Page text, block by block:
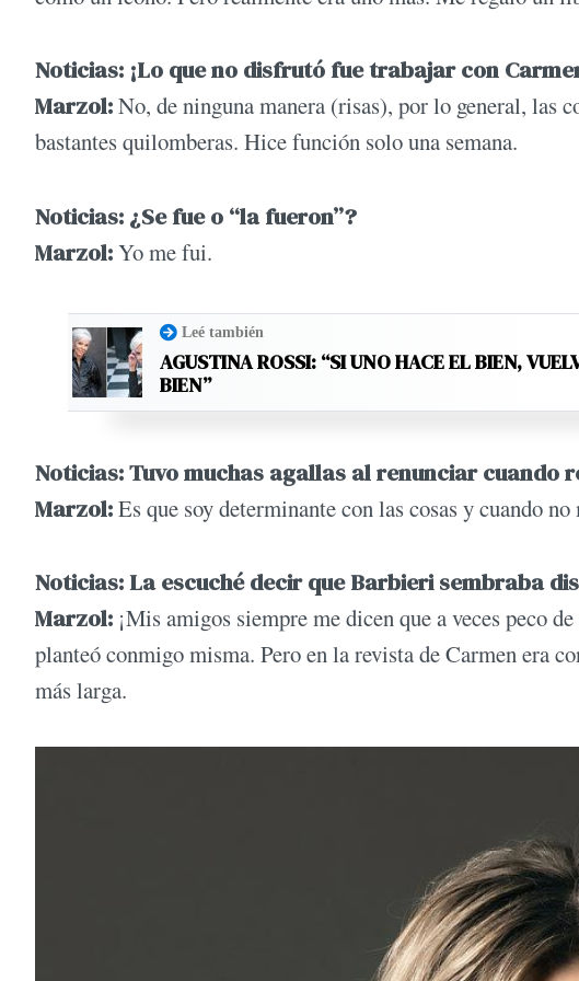
Noticias: ¡Lo que no disfrutó fue trabajar con
Marzol:No, de ninguna manera (risas), por lo general, las
bastantes quilomberas. Hice función solo una semana.
Noticias: ¿Se fue o “la fueron”?
Marzol:Yo me fui.
Leé también
AGUSTINA ROSSI: “SI UNO HACE EL BIEN,
BIEN”
Noticias: Tuvo muchas agallas al renunciar cuando
Marzol:Es que soy determinante con las cosas y cuando
Noticias: La escuché decir que Barbieri sembraba
Marzol: ¡Mis amigos siempre me dicen que a veces peco
planteó conmigo misma. Pero en la revista de Carmen era
más larga.